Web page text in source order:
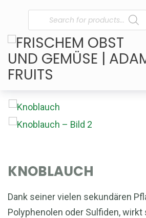
KNOBLAUCH
Dank seiner vielen sekundären
Polyphenolen oder Sulfiden, wirkt